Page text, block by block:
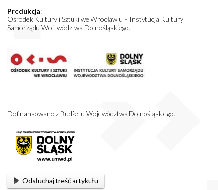
Produkcja:
Ośrodek Kultury i Sztuki we Wrocławiu – Instytucja Kultury
Samorządu Województwa Dolnośląskiego.
Dofinansowano z Budżetu Województwa Dolnośląskiego.
Odsłuchaj treść artykułu